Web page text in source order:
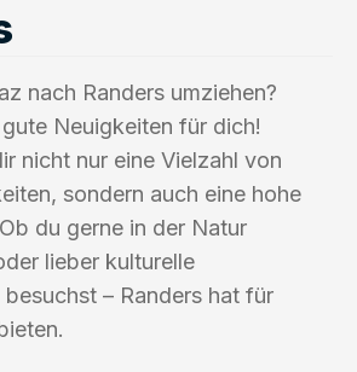
nach Randers umziehen?
Neuigkeiten für dich!
nicht nur eine Vielzahl von
sondern auch eine hohe
du gerne in der Natur
lieber kulturelle
– Randers hat für